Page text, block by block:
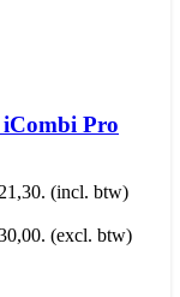
iCombi Pro
(incl. btw)
(excl. btw)